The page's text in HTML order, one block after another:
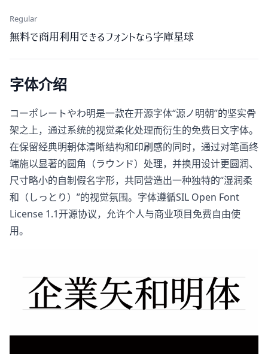
Regular
無料で商用利用できるフォントなら字庫星球
字体介绍
コーポレートやわ明是一款在开源字体“源ノ明朝”的坚实骨
架之上，通过系统的视觉柔化处理而衍生的免费日文字体。
在保留经典明朝体清晰结构和印刷感的同时，通过对笔画终
端施以显著的圆角（ラウンド）处理，并换用设计更圆润、
尺寸略小的自制假名字形，共同营造出一种独特的“湿润柔
和（しっとり）”的视觉氛围。字体遵循SIL Open Font
License 1.1开源协议，允许个人与商业项目免费自由使
用。